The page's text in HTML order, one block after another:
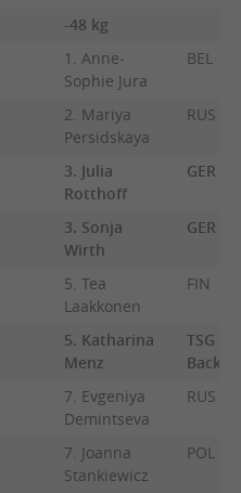
-48 kg
1. Anne-
Sophie Jura
BEL
2. Mariya
Persidskaya
RUS
3. Julia
Rotthoff
GER
3. Sonja
Wirth
GER
5. Tea
Laakkonen
FIN
5. Katharina
Menz
TSG
7. Evgeniya
Demintseva
RUS
7. Joanna
Stankiewicz
POL